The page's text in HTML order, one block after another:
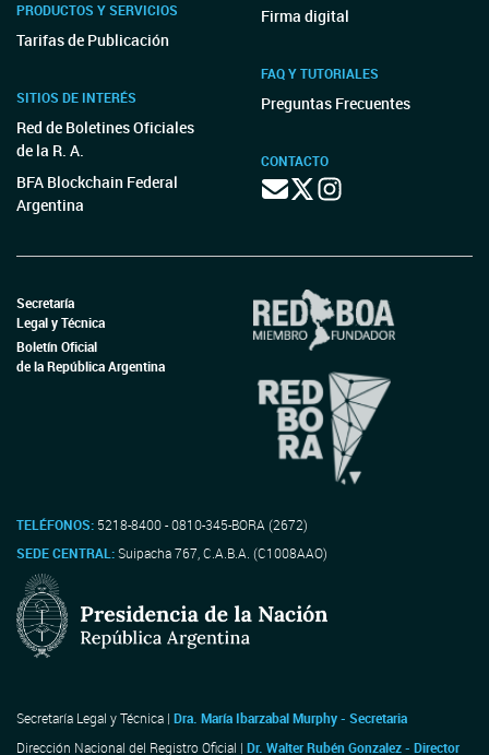
PRODUCTOS Y SERVICIOS
Tarifas de Publicación
SITIOS DE INTERÉS
Red de Boletines Oficiales
de la R. A.
BFA Blockchain Federal
Argentina
Firma digital
FAQ Y TUTORIALES
Preguntas Frecuentes
CONTACTO
Secretaría
Legal y Técnica
Boletín Oficial
de la República Argentina
TELÉFONOS: 5218-8400 - 0810-345-BORA (2672)
SEDE CENTRAL:Suipacha 767, C.A.B.A. (C1008AAO)
Secretaría Legal y Técnica | Dra. María Ibarzabal Murphy - Secretaria
Dirección Nacional del Registro Oficial | Dr. Walter Rubén Gonzalez - Director